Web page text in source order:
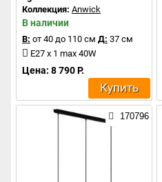
Коллекция: Anwick
В наличии
В: от 40 до 110 см Д: 37 см
E27 x 1 max 40W
Цена: 8 790 Р.
Купить
170796